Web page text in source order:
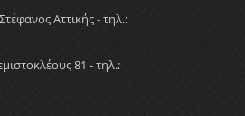
Αττικής - τηλ.:
81 - τηλ.: